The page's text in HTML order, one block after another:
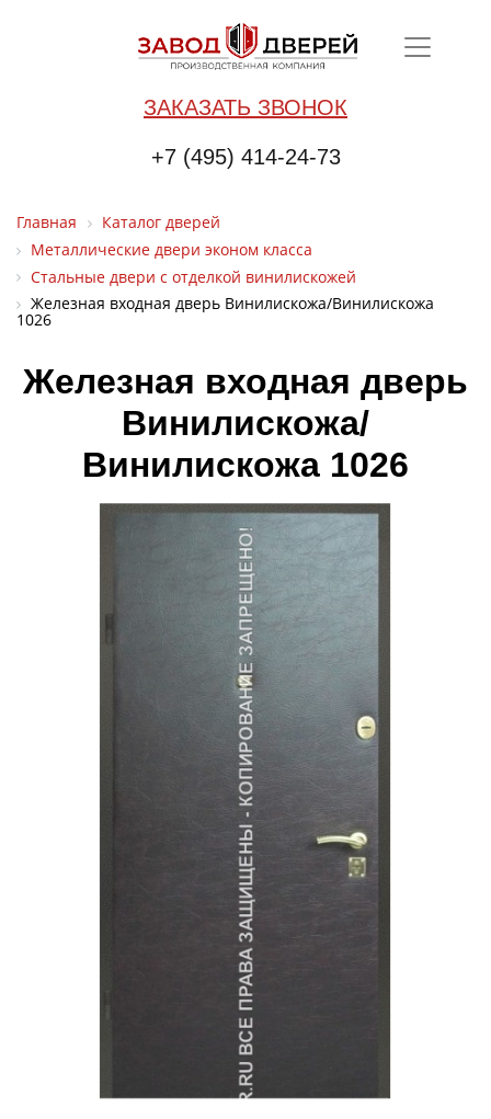
ЗАКАЗАТЬ ЗВОНОК
+7 (495) 414-24-73
Главная
Каталог дверей
Металлические двери эконом класса
Стальные двери с отделкой винилискожей
Железная входная дверь Винилискожа/Винилискожа
1026
Железная входная дверь
Винилискожа/
Винилискожа 1026